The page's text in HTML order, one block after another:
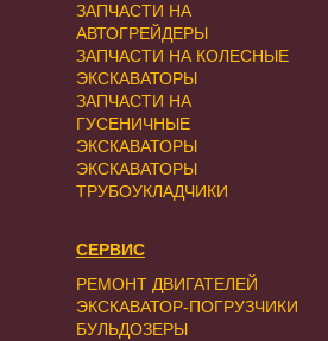
ЗАПЧАСТИ НА
АВТОГРЕЙДЕРЫ
ЗАПЧАСТИ НА КОЛЕСНЫЕ
ЭКСКАВАТОРЫ
ЗАПЧАСТИ НА
ГУСЕНИЧНЫЕ
ЭКСКАВАТОРЫ
ЭКСКАВАТОРЫ
ТРУБОУКЛАДЧИКИ
СЕРВИС
РЕМОНТ ДВИГАТЕЛЕЙ
ЭКСКАВАТОР-ПОГРУЗЧИКИ
БУЛЬДОЗЕРЫ